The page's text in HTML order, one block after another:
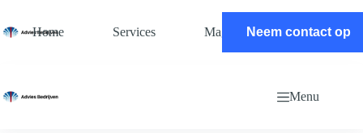
de
Home Services Magazine Contact
Neem contact op
Menu